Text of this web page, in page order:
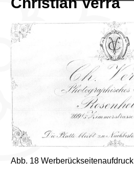
Abb. 18 Werberückseitenaufdruck